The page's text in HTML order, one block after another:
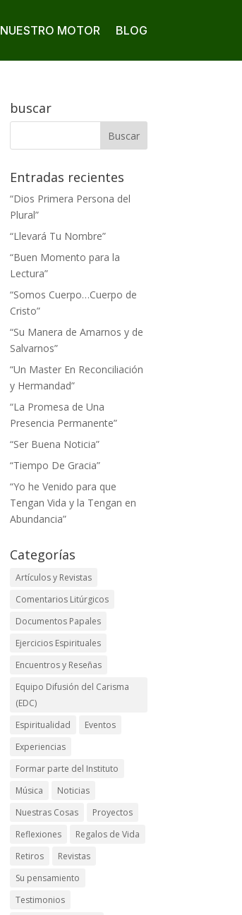
NUESTRO MOTOR BLOG
buscar
Entradas recientes
“Dios Primera Persona del
Plural”
“Llevará Tu Nombre”
“Buen Momento para la
Lectura”
“Somos Cuerpo…Cuerpo de
Cristo”
“Su Manera de Amarnos y de
Salvarnos”
“Un Master En Reconciliación
y Hermandad”
“La Promesa de Una
Presencia Permanente”
“Ser Buena Noticia”
“Tiempo De Gracia”
“Yo he Venido para que
Tengan Vida y la Tengan en
Abundancia”
Categorías
Artículos y Revistas
Comentarios Litúrgicos
Documentos Papales
Ejercicios Espirituales
Encuentros y Reseñas
Equipo Difusión del Carisma
(EDC)
Espiritualidad
Eventos
Experiencias
Formar parte del Instituto
Música
Noticias
Nuestras Cosas
Proyectos
Reflexiones
Regalos de Vida
Retiros
Revistas
Su pensamiento
Testimonios